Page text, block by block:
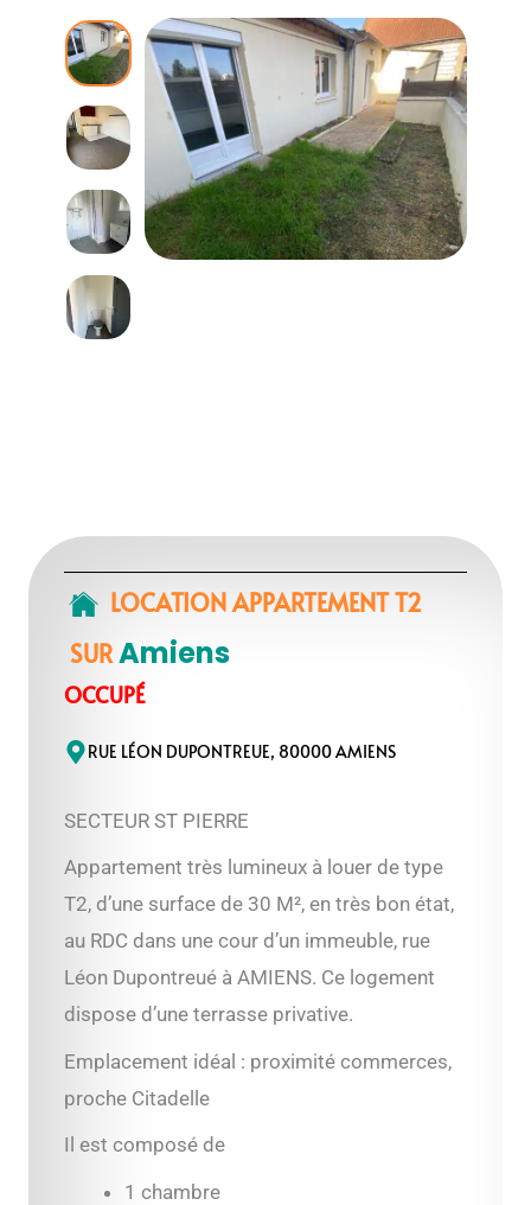
LOCATION APPARTEMENT T2
SURAmiens
OCCUPÉ
RUE LÉON DUPONTREUE, 80000 AMIENS
SECTEUR ST PIERRE
Appartement très lumineux à louer de type
T2, d’une surface de 30 M², en très bon état,
au RDC dans une cour d’un immeuble, rue
Léon Dupontreué à AMIENS. Ce logement
dispose d’une terrasse privative.
Emplacement idéal : proximité commerces,
proche Citadelle
Il est composé de
1 chambre